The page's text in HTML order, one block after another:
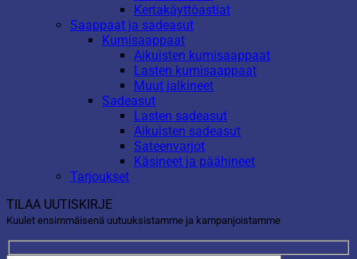
Kertakäyttöastiat
Saappaat ja sadeasut
Kumisaappaat
Aikuisten kumisaappaat
Lasten kumisaappaat
Muut jalkineet
Sadeasut
Lasten sadeasut
Aikuisten sadeasut
Sateenvarjot
Käsineet ja päähineet
Tarjoukset
TILAA UUTISKIRJE
Kuulet ensimmäisenä uutuuksistamme ja kampanjoistamme